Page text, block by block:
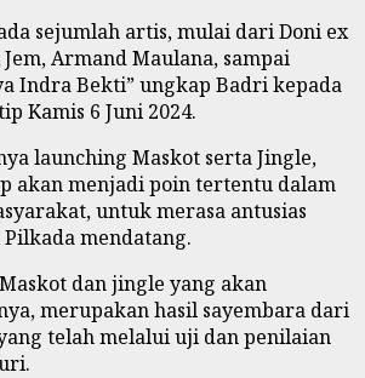
sejumlah artis, mulai dari Doni ex
Armand Maulana, sampai
Indra Bekti” ungkap Badri kepada
Kamis 6 Juni 2024.
launching Maskot serta Jingle,
akan menjadi poin tertentu dalam
untuk merasa antusias
mendatang.
dan jingle yang akan
merupakan hasil sayembara dari
telah melalui uji dan penilaian